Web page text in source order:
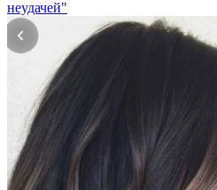
неудачей"